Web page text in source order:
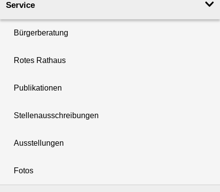
Service
Bürgerberatung
Rotes Rathaus
Publikationen
Stellenausschreibungen
Ausstellungen
Fotos